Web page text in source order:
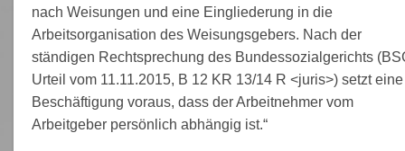
nach Weisungen und eine Eingliederung in die
Arbeitsorganisation des Weisungsgebers. Nach der
ständigen Rechtsprechung des Bundessozialgerichts
Urteil vom 11.11.2015, B 12 KR 13/14 R <juris>) setzt eine
Beschäftigung voraus, dass der Arbeitnehmer vom
Arbeitgeber persönlich abhängig ist.“